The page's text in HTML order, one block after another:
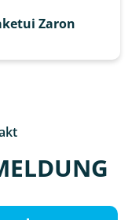
Zaron